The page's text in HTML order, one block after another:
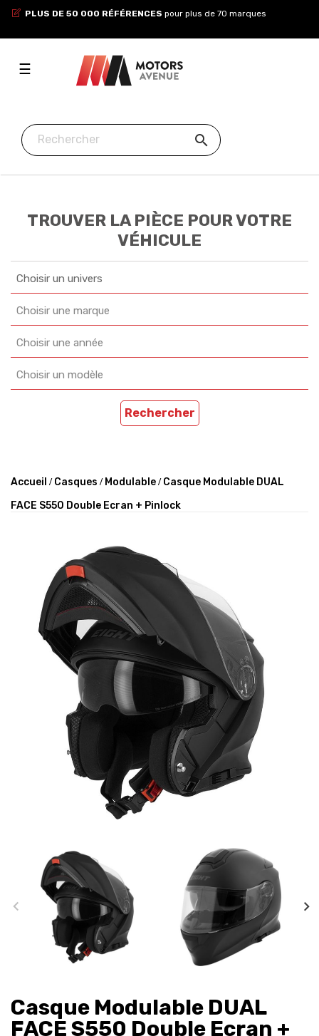
PLUS DE 50 000 RÉFÉRENCES pour plus de 70 marques
Toggle
navigation
☰

TROUVER LA PIÈCE POUR VOTRE
VÉHICULE
Choisir un univers
Choisir une marque
Choisir une année
Choisir un modèle
Rechercher
Accueil Casques Modulable
Casque Modulable DUAL
FACE S550 Double Ecran + Pinlock
Casque Modulable DUAL
FACE S550 Double Ecran +